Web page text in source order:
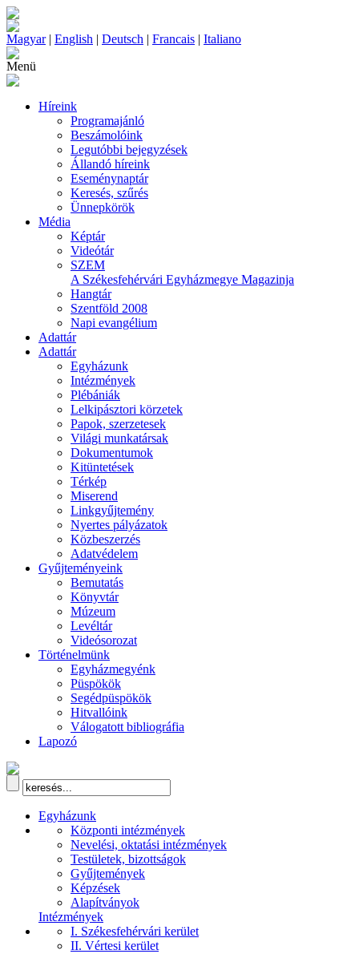
Magyar| English | Deutsch | Francais | Italiano
Menü
Híreink
Programajánló
Beszámolóink
Legutóbbi bejegyzések
Állandó híreink
Eseménynaptár
Keresés, szűrés
Ünnepkörök
Média
Képtár
Videótár
SZEM
A Székesfehérvári Egyházmegye Magazinja
Hangtár
Szentföld 2008
Napi evangélium
Adattár
Adattár
Egyházunk
Intézmények
Plébániák
Lelkipásztori körzetek
Papok, szerzetesek
Világi munkatársak
Dokumentumok
Kitüntetések
Térkép
Miserend
Linkgyűjtemény
Nyertes pályázatok
Közbeszerzés
Adatvédelem
Gyűjteményeink
Bemutatás
Könyvtár
Múzeum
Levéltár
Videósorozat
Történelmünk
Egyházmegyénk
Püspökök
Segédpüspökök
Hitvallóink
Válogatott bibliográfia
Lapozó
Egyházunk
Központi intézmények
Nevelési, oktatási intézmények
Testületek, bizottságok
Gyűjtemények
Képzések
Alapítványok
Intézmények
I. Székesfehérvári kerület
II. Vértesi kerület